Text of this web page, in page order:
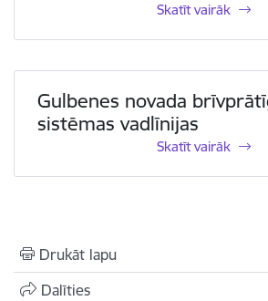
Skatīt vairāk
Gulbenes novada
sistēmas vadlīnijas
Skatīt vairāk
Drukāt lapu
Dalīties